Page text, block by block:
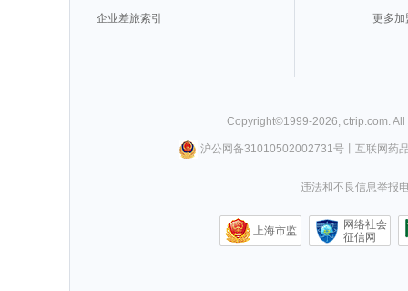
企业差旅索引
更多加
Copyright©1999-2026 ctrip.com .
沪公网备31010502002731号丨 互联网药
违法和不良信息举报
上海市监
网络社会
征信网